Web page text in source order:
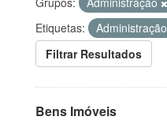
Etiquetas:
Administração
Filtrar Resultados
Bens Imóveis